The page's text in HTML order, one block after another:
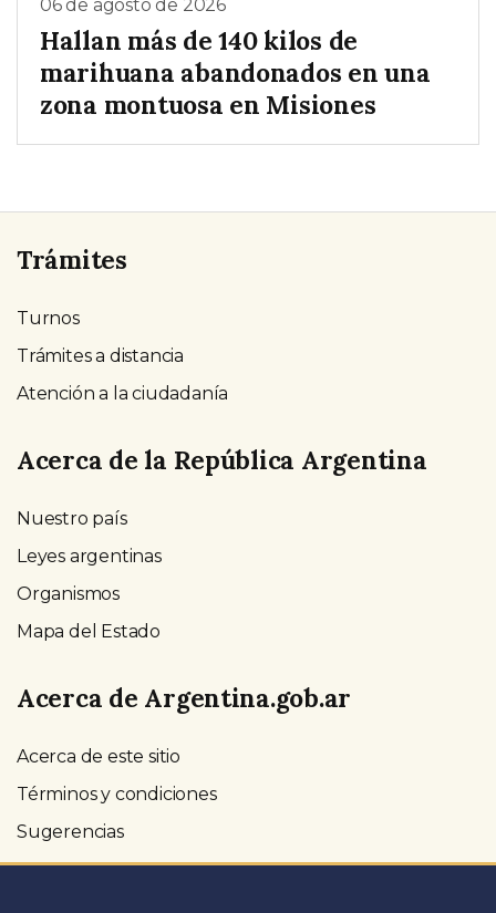
06 de agosto de 2026
Hallan más de 140 kilos de
marihuana abandonados en una
zona montuosa en Misiones
Trámites
Turnos
Trámites a distancia
Atención a la ciudadanía
Acerca de la República Argentina
Nuestro país
Leyes argentinas
Organismos
Mapa del Estado
Acerca de Argentina.gob.ar
Acerca de este sitio
Términos y condiciones
Sugerencias